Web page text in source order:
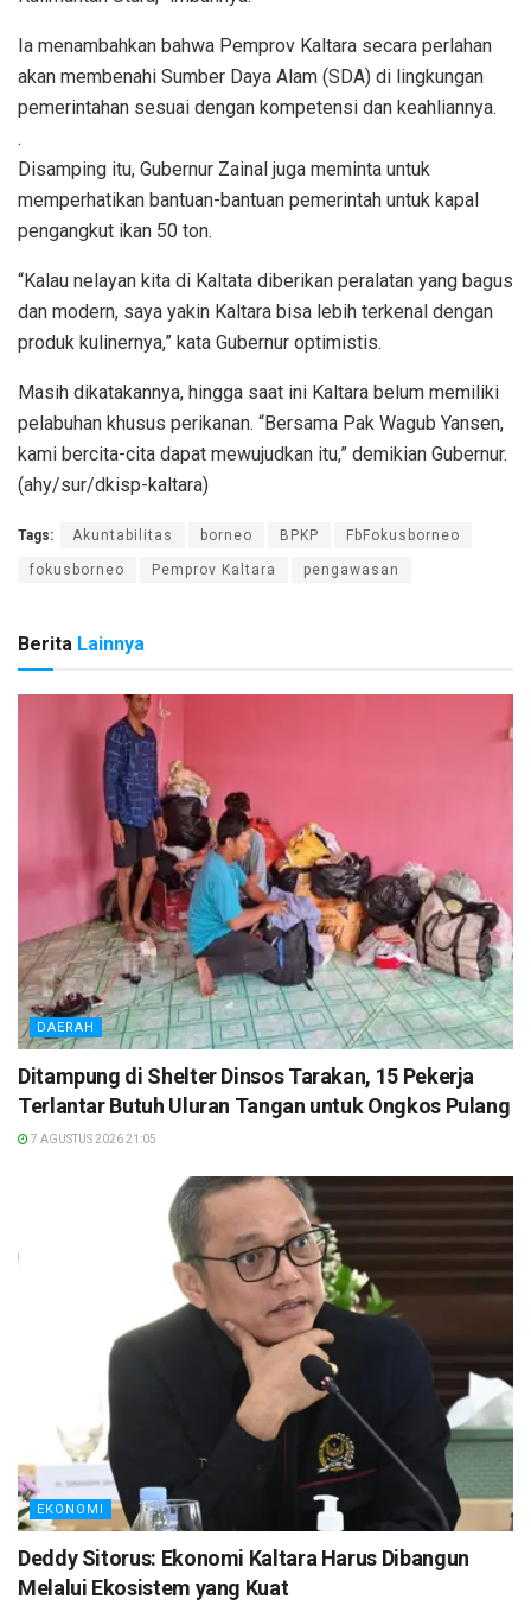
Ia menambahkan bahwa Pemprov Kaltara secara perlahan
akan membenahi Sumber Daya Alam (SDA) di lingkungan
pemerintahan sesuai dengan kompetensi dan keahliannya.
.
Disamping itu, Gubernur Zainal juga meminta untuk
memperhatikan bantuan-bantuan pemerintah untuk kapal
pengangkut ikan 50 ton.
“Kalau nelayan kita di Kaltata diberikan peralatan yang bagus
dan modern, saya yakin Kaltara bisa lebih terkenal dengan
produk kulinernya,” kata Gubernur optimistis.
Masih dikatakannya, hingga saat ini Kaltara belum memiliki
pelabuhan khusus perikanan. “Bersama Pak Wagub Yansen,
kami bercita-cita dapat mewujudkan itu,” demikian Gubernur.
(ahy/sur/dkisp-kaltara)
Tags: Akuntabilitas borneo BPKP FbFokusborneo
fokusborneo Pemprov Kaltara pengawasan
Berita Lainnya
DAERAH
Ditampung di Shelter Dinsos Tarakan, 15 Pekerja
Terlantar Butuh Uluran Tangan untuk Ongkos Pulang
7 AGUSTUS 2026 21:05
EKONOMI
Deddy Sitorus: Ekonomi Kaltara Harus Dibangun
Melalui Ekosistem yang Kuat